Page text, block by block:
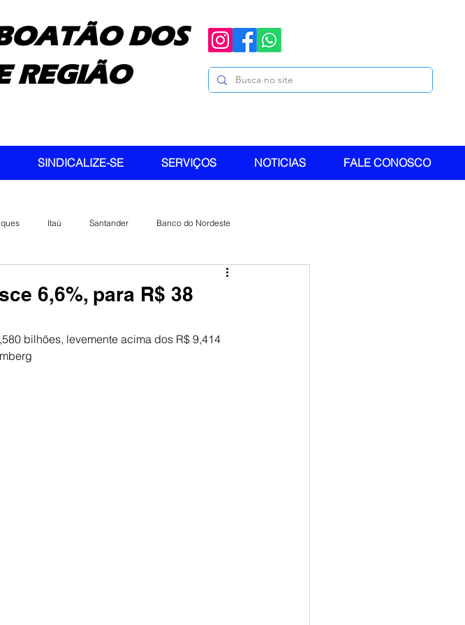
DOS
REGIÃO
SINDICALIZE-SE SERVIÇOS NOTICIAS FALE CONOSCO
Itaú Santander Banco do Nordeste
6,6%, para R$ 38
bilhões, levemente acima dos R$ 9,414